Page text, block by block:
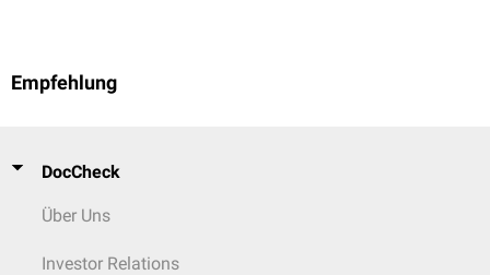
Empfehlung
DocCheck
Über Uns
Investor Relations